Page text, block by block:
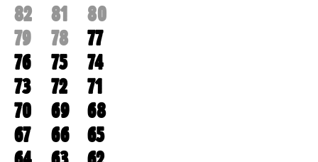
82
81
80
79
78
77
76
75
74
73
72
71
70
69
68
67
66
65